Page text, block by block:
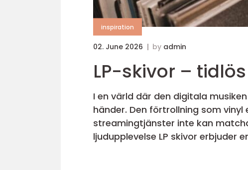
inspiration
02. June 2026 by admin
LP-skivor –
I en värld där den digitala
händer. Den förtrollning som
streamingtjänster inte kan
ljudupplevelse LP skivor erbjuder